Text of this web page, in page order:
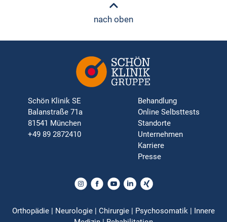
nach oben
Schön Klinik SE
Balanstraße 71a
81541 München
+49 89 2872410
Behandlung
Online Selbsttests
Standorte
Unternehmen
Karriere
Presse
Orthopädie | Neurologie | Chirurgie | Psychosomatik | Innere